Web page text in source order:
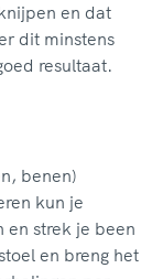
en dat
dit minstens
resultaat.
benen)
kun je
en strek je been
en breng het